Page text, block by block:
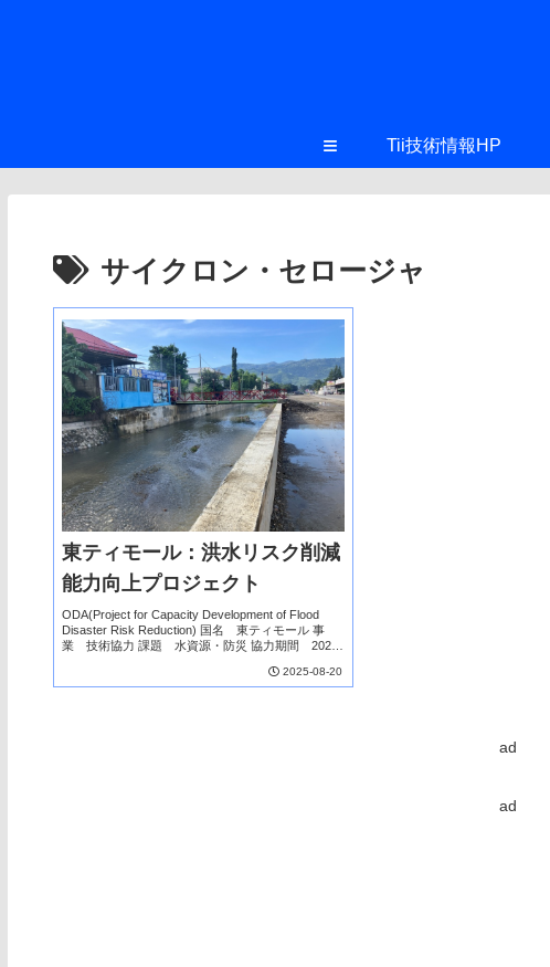
≡ Tii技術情報HP
サイクロン・セロージャ
東ティモール：洪水リスク削減
能力向上プロジェクト
ODA(Project for Capacity Development of Flood
Disaster Risk Reduction) 国名 東ティモール 事
業 技術協力 課題 水資源・防災 協力期間 2024
2025-08-20
ad
ad